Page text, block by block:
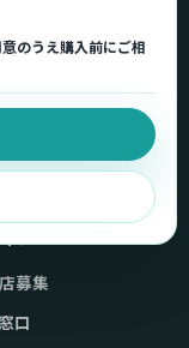
のうえ購入前にご相
別サポート
旧サービス
募集
口